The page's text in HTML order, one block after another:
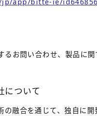
るお問い合わせ、製品に
について
の融合を通じて、独自に